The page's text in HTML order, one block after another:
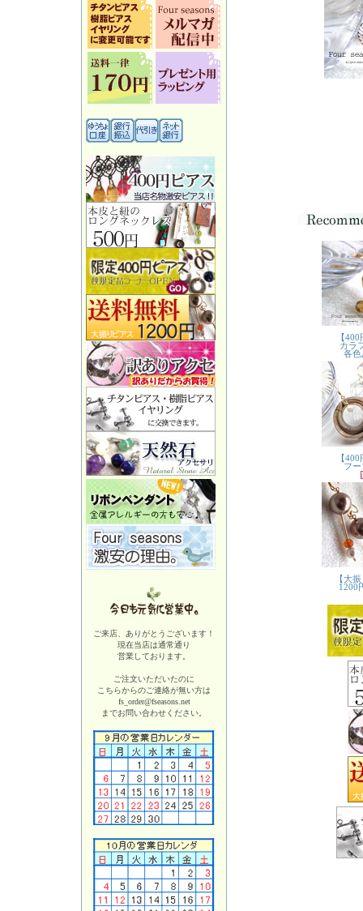
ご来店、ありがとうございます！
現在当店は通常通り
営業しております。
ご注文いただいたのに
こちらからのご連絡が無い方は
fs_order@fseasons.net
までお問い合わせください。